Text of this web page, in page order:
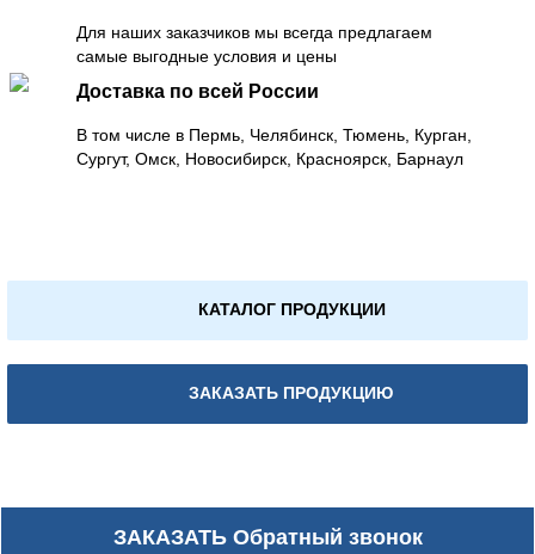
Для наших заказчиков мы всегда предлагаем
самые выгодные условия и цены
Доставка по всей России
В том числе в Пермь, Челябинск, Тюмень, Курган,
Сургут, Омск, Новосибирск, Красноярск, Барнаул
КАТАЛОГ ПРОДУКЦИИ
ЗАКАЗАТЬ ПРОДУКЦИЮ
ЗАКАЗАТЬОбратный звонок